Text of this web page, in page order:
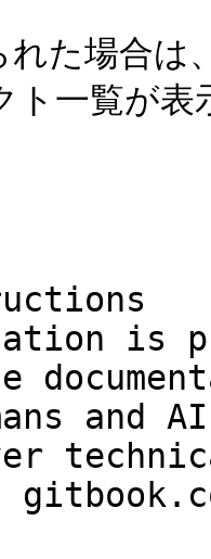
た場合は
ト一覧が表
is
and